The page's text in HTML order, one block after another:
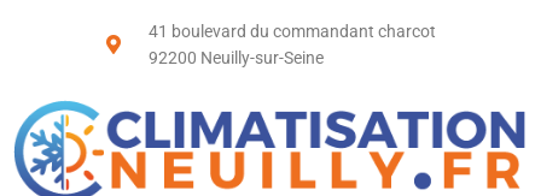
41 boulevard du commandant charcot
92200 Neuilly-sur-Seine